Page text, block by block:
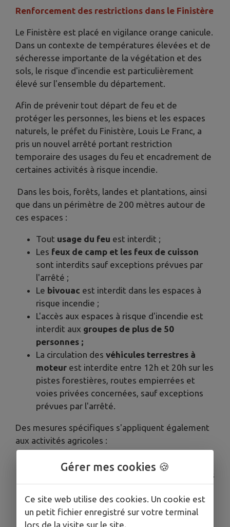
Renforcement des restrictions dans le Finistère
Le Finistère est placé en vigilance orange canicule.
Dans un contexte de températures élevées et de
sécheresse importante de la végétation et des
sols, le risque d'incendie est particulièrement
élevé sur l'ensemble du département.
Afin de prévenir tout départ de feu et de
protéger les personnes, les biens et les espaces
naturels, le préfet du Finistère, Louis Le Franc, a
pris un nouvel arrêté portant restriction
temporaire des usages du feu et encadrement de
certaines activités à risque incendie.
​ Dans les bois, forêts, landes et plantations, ainsi
que dans un périmètre de 200 mètres autour de
ces espaces :
Tout usage du feu est interdit ;
Les feux de camp et les feux de cuisson
sont interdits sauf exceptions prévues par
l'arrêté ;
Le bivouac est interdit dans les espaces à
risque incendie ;
L'accès aux espaces à risque d'incendie est
interdit aux groupes de plus de 50
personnes ;
La circulation des véhicules terrestres à
moteur est interdite entre 12h et 20h sur les
pistes forestières, routes empierrées et
voies privées concernées, sauf exceptions
prévues par l'arrêté.
Des mesures spécifiques s'appliquent également
aux activités agricoles :
travaux agricoles
(hors moissons)
comme le broyage de végétaux, ainsi que les
travaux forestiers, sont interdits entre 12h
et 20h (en dehors de cette plage horaire, ils
ne peuvent être réalisés qu’en présence
Gérer mes cookies 🍪
Ce site web utilise des cookies. Un cookie est
un petit fichier enregistré sur votre terminal
lors de la visite sur le site.